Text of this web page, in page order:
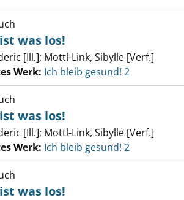
was los!
[Ill.]; Mottl-Link, Sibylle [Verf.]
Werk: Ich bleib gesund! 2
was los!
[Ill.]; Mottl-Link, Sibylle [Verf.]
Werk: Ich bleib gesund! 2
was los!